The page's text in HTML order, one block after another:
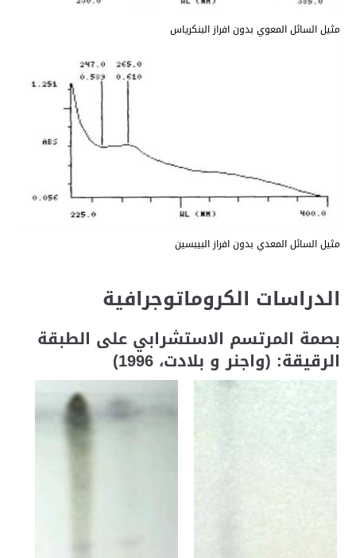
مثيل السائل المعوي بدون افراز البنكرياس
مثيل السائل المعدي بدون افراز البيبسين
الدراسات الكروماتوجرافية
بصمة المرتسم الاستشرابي على الطبقة
الرقيقة: (واجنر و بلادت، 1996)